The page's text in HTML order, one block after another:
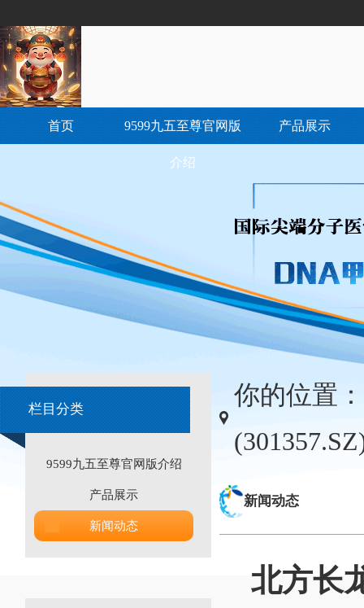
首页 9599九五至尊官网版
介绍
产品展示
栏目分类
9599九五至尊官网版介绍
产品展示
新闻动态
你的位置：
新闻动态
北方长